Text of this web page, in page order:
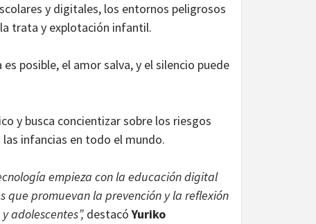
y digitales, los entornos peligrosos
trata y explotación infantil.
posible, el amor salva, y el silencio puede
y busca concientizar sobre los riesgos
infancias en todo el mundo.
empieza con la educación digital
que promuevan la prevención y la reflexión
adolescentes”, destacóYuriko